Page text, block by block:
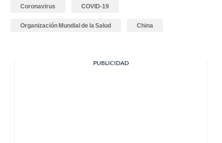
Coronavirus COVID-19
Organización Mundial de la Salud China
PUBLICIDAD